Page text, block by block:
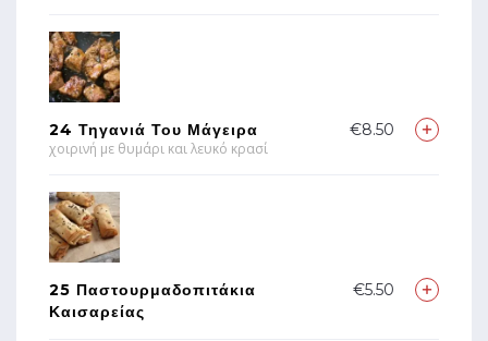
24 Τηγανιά Του Μάγειρα
χοιρινή με θυμάρι και λευκό κρασί
€8.50
25 Παστουρμαδοπιτάκια
Καισαρείας
€5.50